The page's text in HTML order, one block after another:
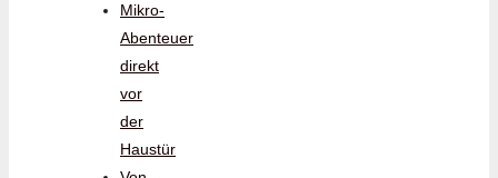
Mikro-
Abenteuer
direkt
vor
der
Haustür